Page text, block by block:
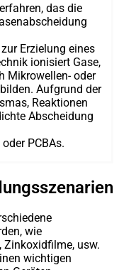
das die
Erzielung eines
ionisiert Gase,
Mikrowellen- oder
Aufgrund der
Reaktionen
Abscheidung
PCBAs.
wie
usw.
wichtigen